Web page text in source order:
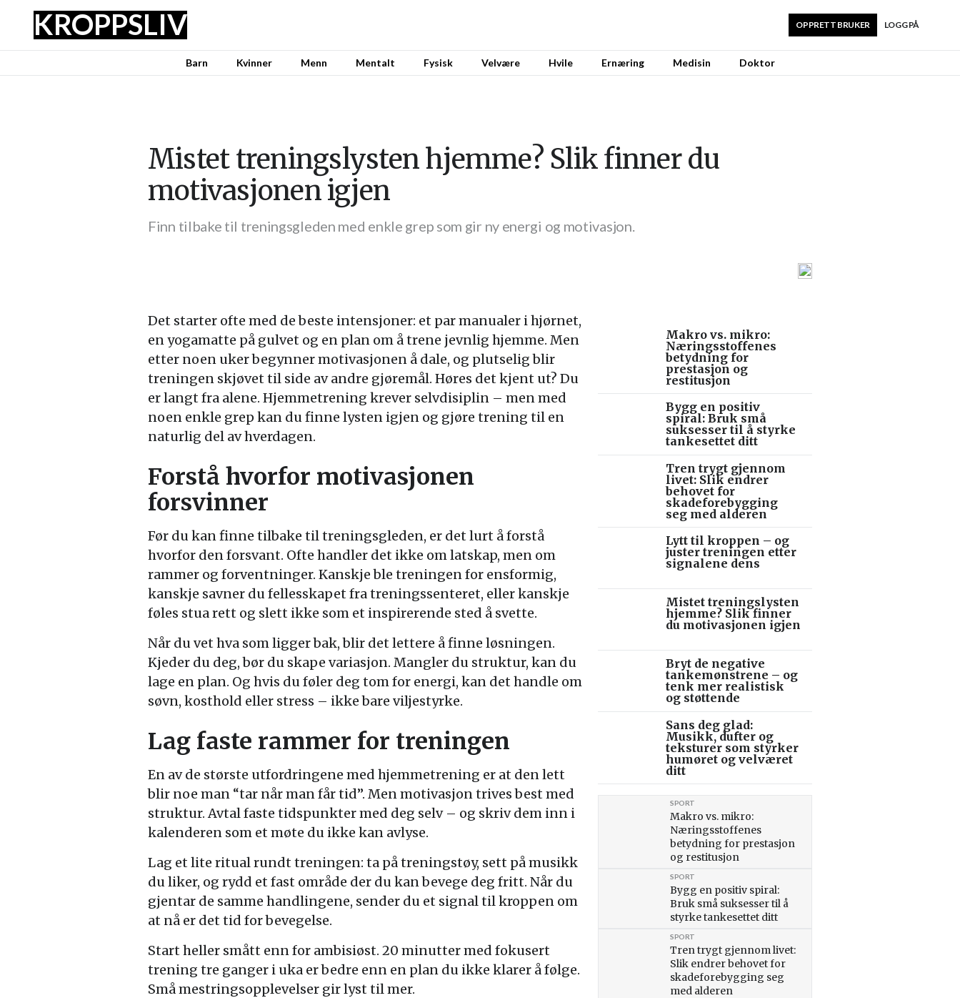
KROPPSLIV LOGG PÅ
OPPRETT BRUKER
Barn Kvinner Menn Mentalt Fysisk Velvære Hvile Ernæring Medisin Doktor
Mistet treningslysten hjemme? Slik finner du
motivasjonen igjen
Finn tilbake til treningsgleden med enkle grep som gir ny energi og motivasjon.
Det starter ofte med de beste intensjoner: et par manualer i hjørnet,
en yogamatte på gulvet og en plan om å trene jevnlig hjemme. Men
etter noen uker begynner motivasjonen å dale, og plutselig blir
treningen skjøvet til side av andre gjøremål. Høres det kjent ut? Du
er langt fra alene. Hjemmetrening krever selvdisiplin – men med
noen enkle grep kan du finne lysten igjen og gjøre trening til en
naturlig del av hverdagen.
Forstå hvorfor motivasjonen
forsvinner
Før du kan finne tilbake til treningsgleden, er det lurt å forstå
hvorfor den forsvant. Ofte handler det ikke om latskap, men om
rammer og forventninger. Kanskje ble treningen for ensformig,
kanskje savner du fellesskapet fra treningssenteret, eller kanskje
føles stua rett og slett ikke som et inspirerende sted å svette.
Når du vet hva som ligger bak, blir det lettere å finne løsningen.
Kjeder du deg, bør du skape variasjon. Mangler du struktur, kan du
lage en plan. Og hvis du føler deg tom for energi, kan det handle om
søvn, kosthold eller stress – ikke bare viljestyrke.
Lag faste rammer for treningen
En av de største utfordringene med hjemmetrening er at den lett
blir noe man “tar når man får tid”. Men motivasjon trives best med
struktur. Avtal faste tidspunkter med deg selv – og skriv dem inn i
kalenderen som et møte du ikke kan avlyse.
Lag et lite ritual rundt treningen: ta på treningstøy, sett på musikk
du liker, og rydd et fast område der du kan bevege deg fritt. Når du
gjentar de samme handlingene, sender du et signal til kroppen om
at nå er det tid for bevegelse.
Start heller smått enn for ambisiøst. 20 minutter med fokusert
trening tre ganger i uka er bedre enn en plan du ikke klarer å følge.
Små mestringsopplevelser gir lyst til mer.
Makro vs. mikro:
Næringsstoffenes
betydning for
prestasjon og
restitusjon
Bygg en positiv
spiral: Bruk små
suksesser til å styrke
tankesettet ditt
Tren trygt gjennom
livet: Slik endrer
behovet for
skadeforebygging
seg med alderen
Lytt til kroppen – og
juster treningen etter
signalene dens
Mistet treningslysten
hjemme? Slik finner
du motivasjonen igjen
Bryt de negative
tankemønstrene – og
tenk mer realistisk
og støttende
Sans deg glad:
Musikk, dufter og
teksturer som styrker
humøret og velværet
ditt
Makro vs. mikro:
Næringsstoffenes
betydning for prestasjon
og restitusjon
SPORT
Bygg en positiv spiral:
Bruk små suksesser til å
styrke tankesettet ditt
SPORT
Tren trygt gjennom livet:
Slik endrer behovet for
skadeforebygging seg
med alderen
SPORT